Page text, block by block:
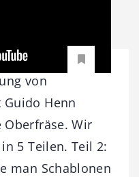
von
Henn
Wir
5 Teilen. Teil 2:
man Schablonen